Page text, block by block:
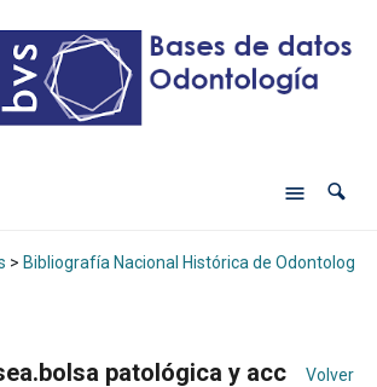
> Bibliografía Nacional Histórica de Odontología
patológica y acc Volver